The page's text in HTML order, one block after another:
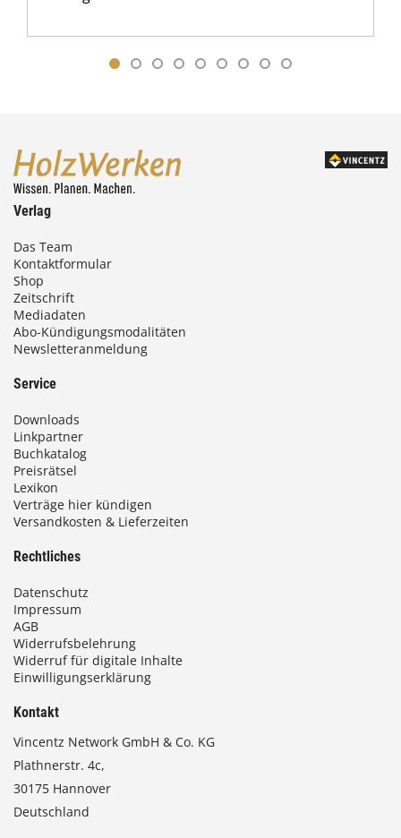
Verlag
Das Team
Kontaktformular
Shop
Zeitschrift
Mediadaten
Abo-Kündigungsmodalitäten
Newsletteranmeldung
Service
Downloads
Linkpartner
Buchkatalog
Preisrätsel
Lexikon
Verträge hier kündigen
Versandkosten & Lieferzeiten
Rechtliches
Datenschutz
Impressum
AGB
Widerrufsbelehrung
Widerruf für digitale Inhalte
Einwilligungserklärung
Kontakt
Vincentz Network GmbH & Co. KG
Plathnerstr. 4c,
30175 Hannover
Deutschland